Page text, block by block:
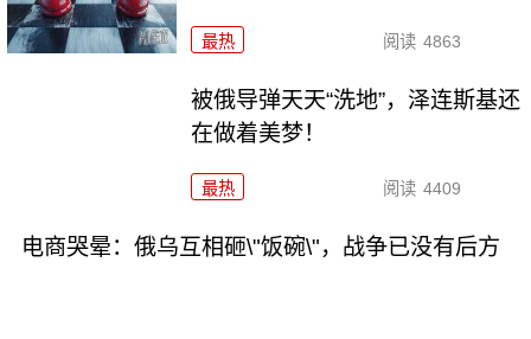
最热 阅读 4863
被俄导弹天天“洗地”，泽连斯基还
在做着美梦！
最热 阅读 4409
电商哭晕：俄乌互相砸\"饭碗\"，战争已没有后方